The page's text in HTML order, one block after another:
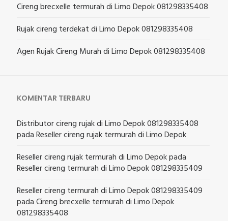
Cireng brecxelle termurah di Limo Depok 081298335408
Rujak cireng terdekat di Limo Depok 081298335408
Agen Rujak Cireng Murah di Limo Depok 081298335408
KOMENTAR TERBARU
Distributor cireng rujak di Limo Depok 081298335408
padaReseller cireng rujak termurah di Limo Depok
Reseller cireng rujak termurah di Limo Depokpada
Reseller cireng termurah di Limo Depok 081298335409
Reseller cireng termurah di Limo Depok 081298335409
padaCireng brecxelle termurah di Limo Depok
081298335408